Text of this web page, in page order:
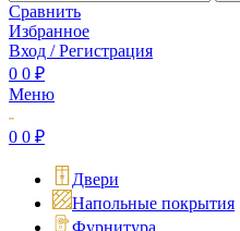
Сравнить
Избранное
Вход / Регистрация
0 0 ₽
Меню
0 0 ₽
Двери
Напольные покрытия
Фурнитура